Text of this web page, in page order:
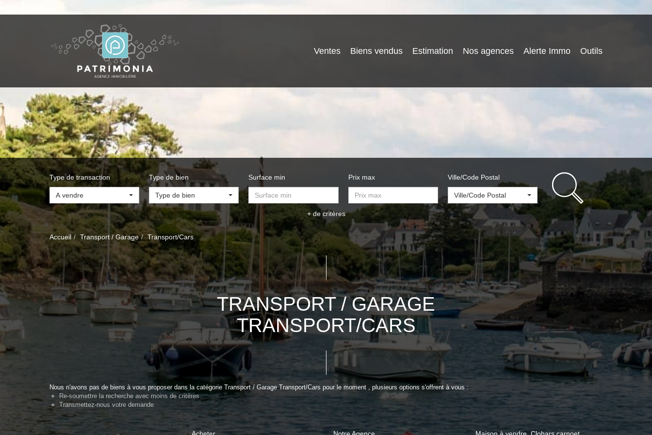
Ventes Biens vendus Estimation Nos agences Alerte Immo Outils
Type de transaction
A vendre
Type de bien
Type de bien
Surface min Prix max Ville/Code Postal
Ville/Code Postal
+ de critères
Accueil Transport / Garage Transport/Cars
TRANSPORT / GARAGE
TRANSPORT/CARS
Nous n'avons pas de biens à vous proposer dans la catégorie Transport / Garage Transport/Cars pour le moment , plusieurs options s'offrent à vous :
Re-soumettre la recherche avec moins de critères.
Transmettez-nous votre demande